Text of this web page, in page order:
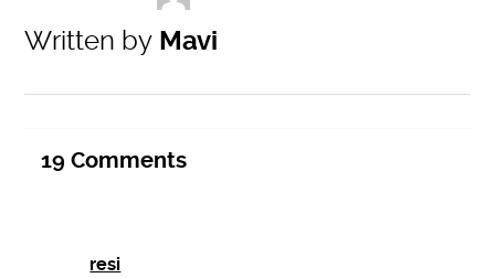
Written by Mavi
19 Comments
resi